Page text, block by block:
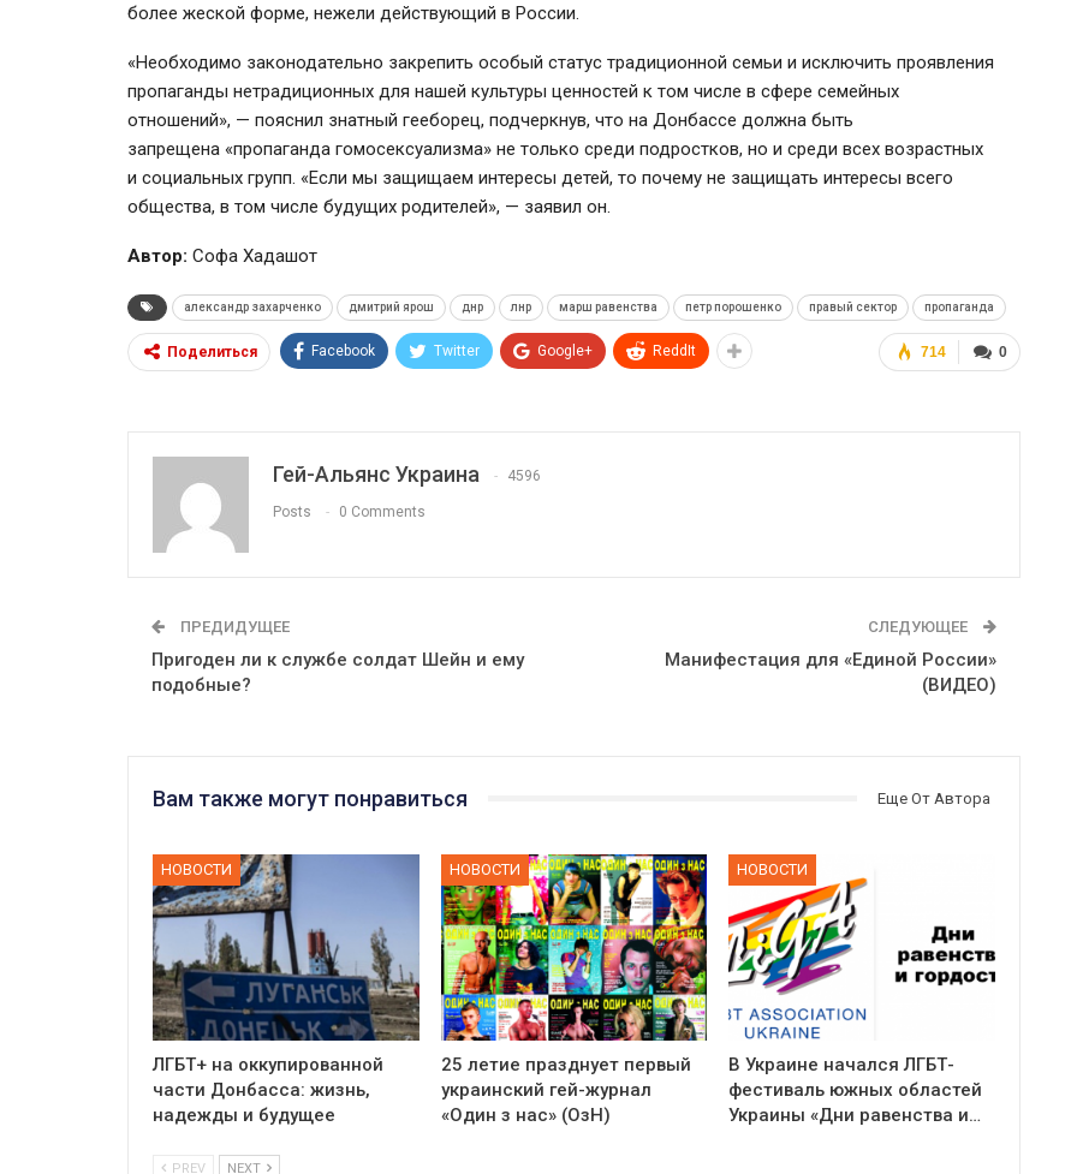
более жеской форме, нежели действующий в России.
«Необходимо законодательно закрепить особый статус традиционной семьи и исключить проявления
пропаганды нетрадиционных для нашей культуры ценностей к том числе в сфере семейных
отношений», — пояснил знатный гееборец, подчеркнув, что на Донбассе должна быть
запрещена «пропаганда гомосексуализма» не только среди подростков, но и среди всех возрастных
и социальных групп. «Если мы защищаем интересы детей, то почему не защищать интересы всего
общества, в том числе будущих родителей», — заявил он.
Автор: Софа Хадашот
александр захарченко дмитрий ярош днр лнр марш равенства петр порошенко правый сектор пропаганда
0
714
Поделиться Facebook Twitter Google+ ReddIt
Гей-Альянс Украина 4596
Posts 0 Comments
ПРЕДИДУЩЕЕ
Пригоден ли к службе солдат Шейн и ему
подобные?
СЛЕДУЮЩЕЕ
Манифестация для «Единой России»
(ВИДЕО)
Вам также могут понравиться Еще От Автора
НОВОСТИ
ЛГБТ+ на оккупированной
части Донбасса: жизнь,
надежды и будущее
НОВОСТИ
25 летие празднует первый
украинский гей-журнал
«Один з нас» (ОзН)
НОВОСТИ
В Украине начался ЛГБТ-
фестиваль южных областей
Украины «Дни равенства и…
PREV NEXT